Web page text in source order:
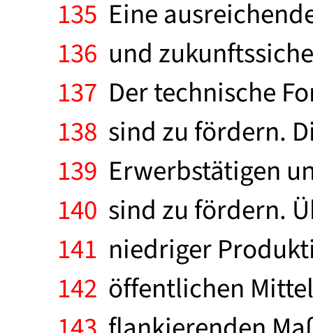
135 Eine
136 und
137 Der technische
138 sind zu fördern.
139 Erwerbstätigen
140 sind zu fördern.
141 niedriger
142 öffentlichen